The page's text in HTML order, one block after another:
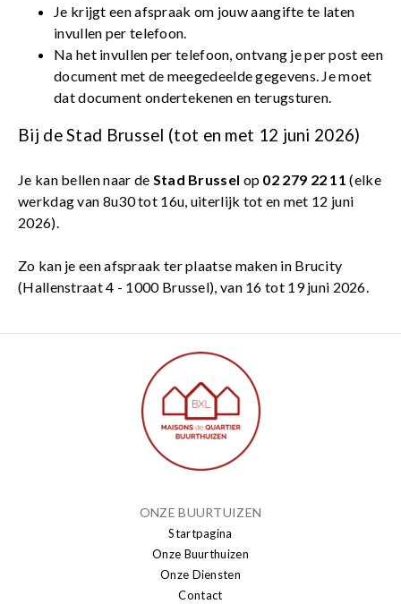
Je krijgt een afspraak om jouw aangifte te laten
invullen per telefoon.
Na het invullen per telefoon, ontvang je per post een
document met de meegedeelde gegevens. Je moet
dat document ondertekenen en terugsturen.
Bij de Stad Brussel (tot en met 12 juni 2026)
Je kan bellen naar de Stad Brussel op 02 279 22 11(elke
werkdag van 8u30 tot 16u, uiterlijk tot en met 12 juni
2026).
Zo kan je een afspraak ter plaatse maken in Brucity
(Hallenstraat 4 - 1000 Brussel), van 16 tot 19 juni 2026.
ONZE BUURTUIZEN
Startpagina
Onze Buurthuizen
Onze Diensten
Contact